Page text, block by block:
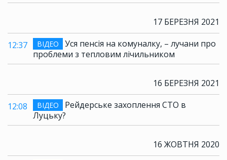
17 БЕРЕЗНЯ 2021
12:37 ВІДЕО
Уся пенсія на комуналку, – лучани про
проблеми з тепловим лічильником
16 БЕРЕЗНЯ 2021
12:08 ВІДЕО
Рейдерське захоплення СТО в
Луцьку?
16 ЖОВТНЯ 2020